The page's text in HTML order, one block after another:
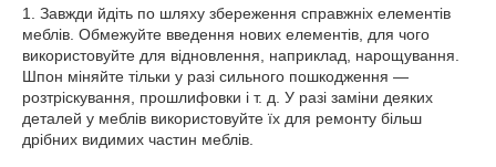
1. Завжди йдіть по шляху збереження справжніх елементів
меблів. Обмежуйте введення нових елементів, для чого
використовуйте для відновлення, наприклад, нарощування.
Шпон міняйте тільки у разі сильного пошкодження —
розтріскування, прошлифовки і т. д. У разі заміни деяких
деталей у меблів використовуйте їх для ремонту більш
дрібних видимих частин меблів.